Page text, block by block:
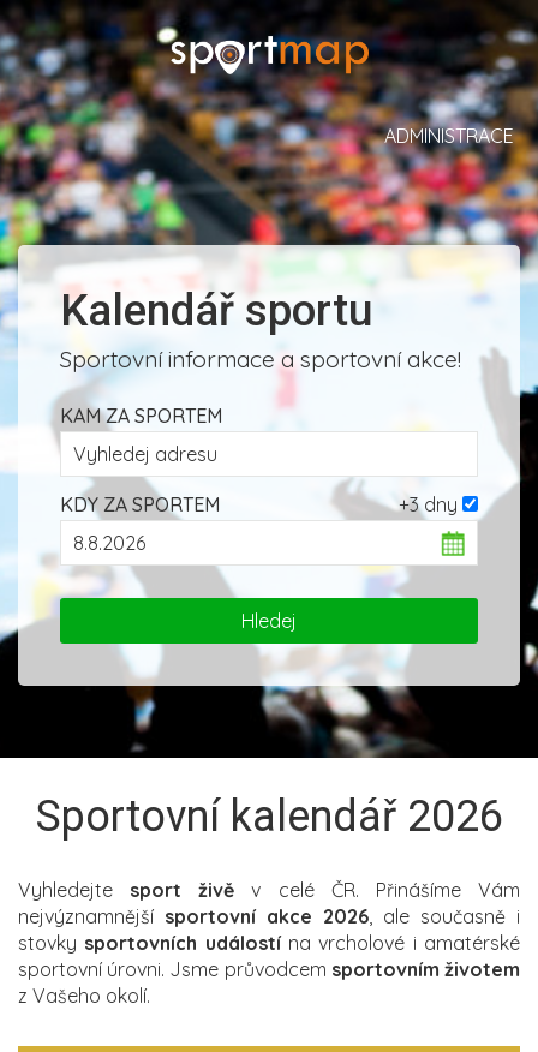
ADMINISTRACE
Kalendář sportu
Sportovní informace a sportovní akce!
KAM ZA SPORTEM
+3 dny
KDY ZA SPORTEM
Sportovní kalendář 2026
Vyhledejte sport živě v celé ČR. Přinášíme Vám
nejvýznamnější sportovní akce 2026, ale současně i
stovky sportovních událostína vrcholové i amatérské
sportovní úrovni. Jsme průvodcem sportovním životem
z Vašeho okolí.